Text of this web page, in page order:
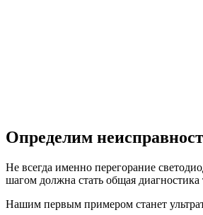
Определим
Не всегда именно перегорание
шагом должна стать общая диагностика
Нашим первым примером станет